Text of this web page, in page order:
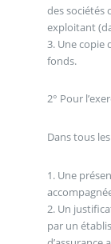
des sociétés
exploitant
3. Une copie
fonds.
2° Pour
Dans tous
1. Une
2. Un
par un